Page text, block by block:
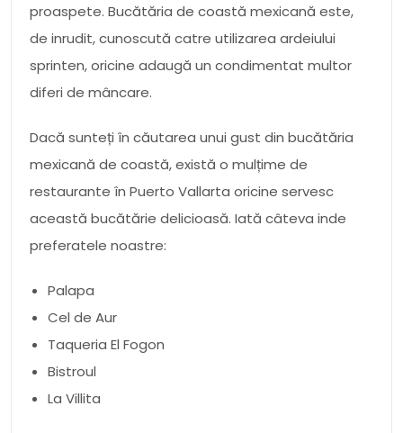
proaspete. Bucătăria de coastă mexicană este,
de inrudit, cunoscută catre utilizarea ardeiului
sprinten, oricine adaugă un condimentat multor
diferi de mâncare.
Dacă sunteți în căutarea unui gust din bucătăria
mexicană de coastă, există o mulțime de
restaurante în Puerto Vallarta oricine servesc
această bucătărie delicioasă. Iată câteva inde
preferatele noastre:
Palapa
Cel de Aur
Taqueria El Fogon
Bistroul
La Villita